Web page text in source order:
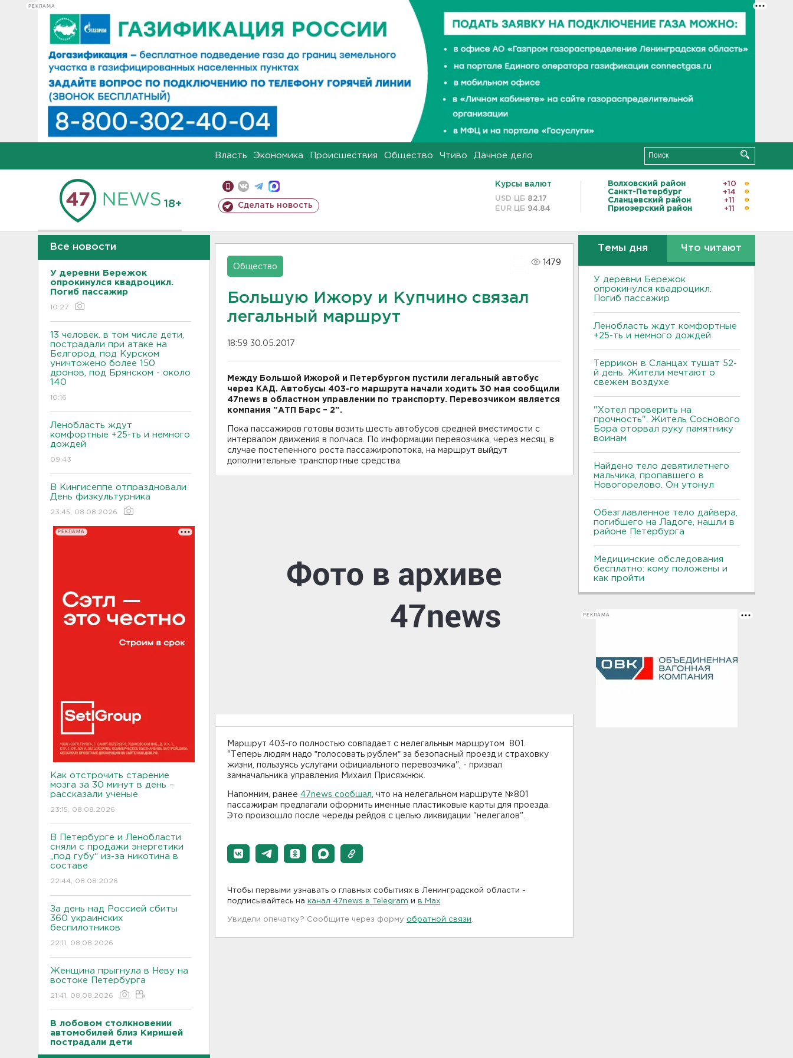
РЕКЛАМА
Власть Экономика Происшествия Общество Чтиво Дачное дело
18+ Сделать новость
Курсы валют
USD ЦБ 82.17
EUR ЦБ 94.84
Волховский район
+10
Санкт-Петербург
+14
Сланцевский район
+11
Приозерский район
+11
Все новости
У деревни Бережок
опрокинулся квадроцикл.
Погиб пассажир
10:27
13 человек. в том числе дети,
пострадали при атаке на
Белгород, под Курском
уничтожено более 150
дронов, под Брянском - около
140
10:16
Ленобласть ждут
комфортные +25-ть и немного
дождей
09:43
В Кингисеппе отпраздновали
День физкультурника
23:45, 08.08.2026
РЕКЛАМА
Как отстрочить старение
мозга за 30 минут в день –
рассказали ученые
23:15, 08.08.2026
В Петербурге и Ленобласти
сняли с продажи энергетики
„под губу“ из-за никотина в
составе
22:44, 08.08.2026
За день над Россией сбиты
360 украинских
беспилотников
22:11, 08.08.2026
Женщина прыгнула в Неву на
востоке Петербурга
21:41, 08.08.2026
В лобовом столкновении
автомобилей близ Киришей
пострадали дети
Общество
1479
Большую Ижору и Купчино связал
легальный маршрут
18:59 30.05.2017
Между Большой Ижорой и Петербургом пустили легальный автобус
через КАД. Автобусы 403-го маршрута начали ходить 30 мая сообщили
47news в областном управлении по транспорту. Перевозчиком является
компания "АТП Барс – 2".
Пока пассажиров готовы возить шесть автобусов средней вместимости с
интервалом движения в полчаса. По информации перевозчика, через месяц, в
случае постепенного роста пассажиропотока, на маршрут выйдут
дополнительные транспортные средства.
Маршрут 403-го полностью совпадает с нелегальным маршрутом 801.
"Теперь людям надо ʺголосовать рублемʺ за безопасный проезд и страховку
жизни, пользуясь услугами официального перевозчика", - призвал
замначальника управления Михаил Присяжнюк.
Напомним, ранее 47news сообщал , что на нелегальном маршруте №801
пассажирам предлагали оформить именные пластиковые карты для проезда.
Это произошло после череды рейдов с целью ликвидации "нелегалов".
Чтобы первыми узнавать о главных событиях в Ленинградской области -
подписывайтесь на канал 47news в Telegram и в Maх
Увидели опечатку? Сообщите через форму обратной связи
Темы дня Что читают
У деревни Бережок
опрокинулся квадроцикл.
Погиб пассажир
Ленобласть ждут комфортные
+25-ть и немного дождей
Террикон в Сланцах тушат 52-
й день. Жители мечтают о
свежем воздухе
"Хотел проверить на
прочность". Житель Соснового
Бора оторвал руку памятнику
воинам
Найдено тело девятилетнего
мальчика, пропавшего в
Новогорелово. Он утонул
Обезглавленное тело дайвера,
погибшего на Ладоге, нашли в
районе Петербурга
Медицинские обследования
бесплатно: кому положены и
как пройти
РЕКЛАМА